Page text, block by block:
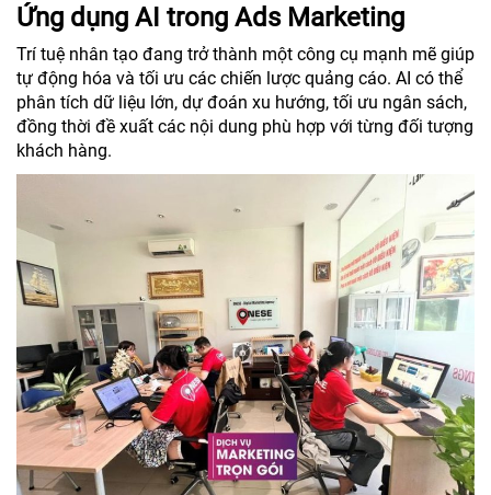
Ứng dụng AI trong Ads Marketing
Trí tuệ nhân tạo đang trở thành một công cụ mạnh mẽ giúp
tự động hóa và tối ưu các chiến lược quảng cáo. AI có thể
phân tích dữ liệu lớn, dự đoán xu hướng, tối ưu ngân sách,
đồng thời đề xuất các nội dung phù hợp với từng đối tượng
khách hàng.